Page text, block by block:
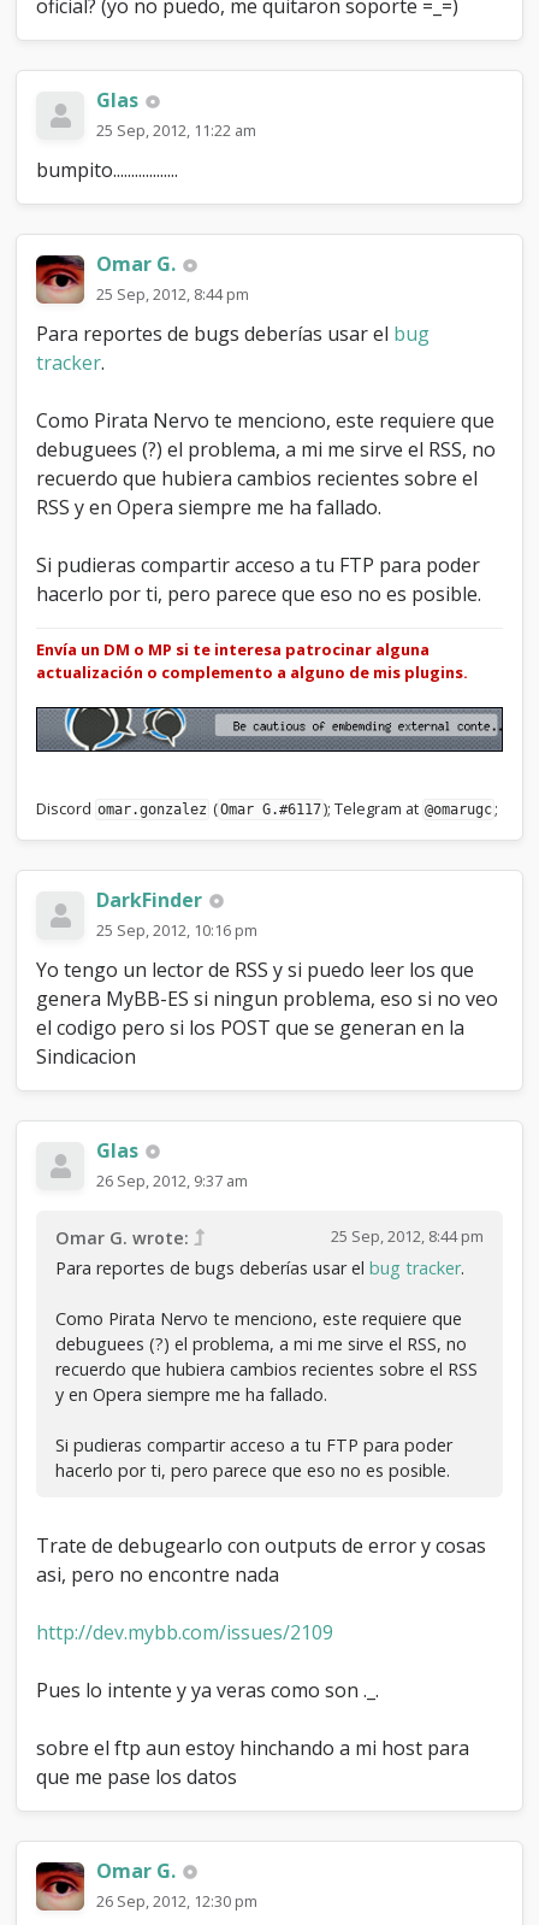
oficial? (yo no puedo, me quitaron soporte =_=)
Glas
25 Sep, 2012, 11:22 am
bumpito..................
Omar G.
25 Sep, 2012, 8:44 pm
Para reportes de bugs deberías usar el bug
tracker.
Como Pirata Nervo te menciono, este requiere que
debuguees (?) el problema, a mi me sirve el RSS, no
recuerdo que hubiera cambios recientes sobre el
RSS y en Opera siempre me ha fallado.
Si pudieras compartir acceso a tu FTP para poder
hacerlo por ti, pero parece que eso no es posible.
Envía un DM o MP si te interesa patrocinar alguna
actualización o complemento a alguno de mis plugins.
Discord omar.gonzalez (Omar G.#6117); Telegram at @omarugc ;
DarkFinder
25 Sep, 2012, 10:16 pm
Yo tengo un lector de RSS y si puedo leer los que
genera MyBB-ES si ningun problema, eso si no veo
el codigo pero si los POST que se generan en la
Sindicacion
Glas
26 Sep, 2012, 9:37 am
25 Sep, 2012, 8:44 pm
Omar G. wrote:
Para reportes de bugs deberías usar elbug tracker.
Como Pirata Nervo te menciono, este requiere que
debuguees (?) el problema, a mi me sirve el RSS, no
recuerdo que hubiera cambios recientes sobre el RSS
y en Opera siempre me ha fallado.
Si pudieras compartir acceso a tu FTP para poder
hacerlo por ti, pero parece que eso no es posible.
Trate de debugearlo con outputs de error y cosas
asi, pero no encontre nada
http://dev.mybb.com/issues/2109
Pues lo intente y ya veras como son ._.
sobre el ftp aun estoy hinchando a mi host para
que me pase los datos
Omar G.
26 Sep, 2012, 12:30 pm